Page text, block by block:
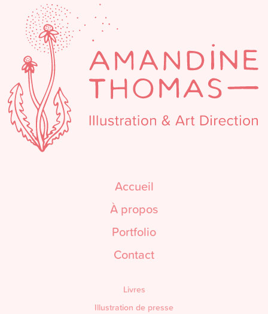
Accueil
À propos
Portfolio
Contact
Livres
Illustration de presse